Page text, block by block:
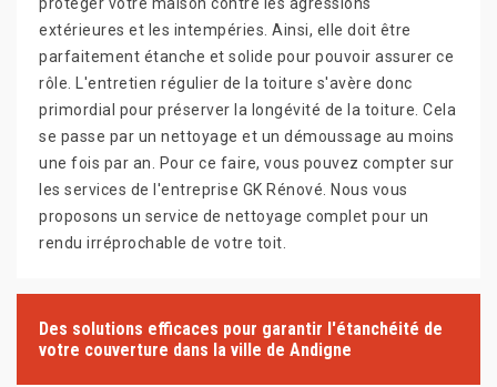
protéger votre maison contre les agressions
extérieures et les intempéries. Ainsi, elle doit être
parfaitement étanche et solide pour pouvoir assurer ce
rôle. L'entretien régulier de la toiture s'avère donc
primordial pour préserver la longévité de la toiture. Cela
se passe par un nettoyage et un démoussage au moins
une fois par an. Pour ce faire, vous pouvez compter sur
les services de l'entreprise GK Rénové. Nous vous
proposons un service de nettoyage complet pour un
rendu irréprochable de votre toit.
Des solutions efficaces pour garantir l'étanchéité de
votre couverture dans la ville de Andigne